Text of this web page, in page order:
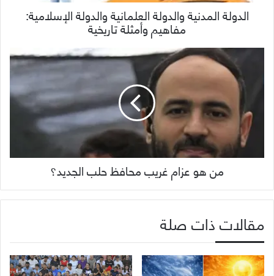
الدولة المدنية والدولة العلمانية والدولة الإسلامية:
مفاهيم وأمثلة تاريخية
من هو عزام غريب محافظ حلب الجديد؟
مقالات ذات صلة